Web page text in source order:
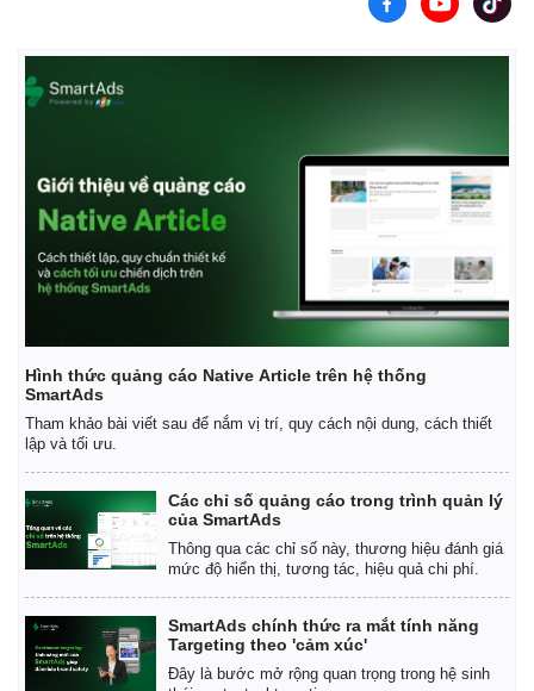
Khởi nghiệp
Chứng khoán
Giá cà phê
Hình thức quảng cáo Native Article trên hệ thống
SmartAds
Tham khảo bài viết sau để nắm vị trí, quy cách nội dung, cách thiết
lập và tối ưu.
Các chỉ số quảng cáo trong trình quản lý
của SmartAds
Thông qua các chỉ số này, thương hiệu đánh giá
mức độ hiển thị, tương tác, hiệu quả chi phí.
SmartAds chính thức ra mắt tính năng
Targeting theo 'cảm xúc'
Đây là bước mở rộng quan trọng trong hệ sinh